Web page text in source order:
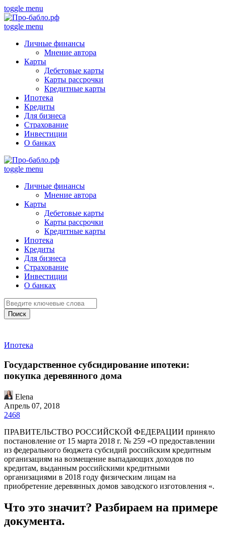
toggle menu
toggle menu
Личные финансы
Мнение автора
Карты
Дебетовые карты
Карты рассрочки
Кредитные карты
Ипотека
Кредиты
Для бизнеса
Страхование
Инвестиции
О банках
toggle menu
Личные финансы
Мнение автора
Карты
Дебетовые карты
Карты рассрочки
Кредитные карты
Ипотека
Кредиты
Для бизнеса
Страхование
Инвестиции
О банках
Поиск
Ипотека
Государственное субсидирование ипотеки:
покупка деревянного дома
Elena
Апрель 07, 2018
2468
ПРАВИТЕЛЬСТВО РОССИЙСКОЙ ФЕДЕРАЦИИ приняло
постановление от 15 марта 2018 г. № 259 «О предоставлении
из федерального бюджета субсидий российским кредитным
организациям на возмещение выпадающих доходов по
кредитам, выданным российскими кредитными
организациями в 2018 году физическим лицам на
приобретение деревянных домов заводского изготовления «.
Что это значит? Разбираем на примере
документа.